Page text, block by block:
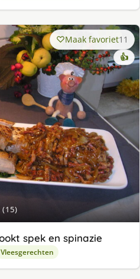
(15)
Maak favoriet11
👍
spek en spinazie
Vleesgerechten